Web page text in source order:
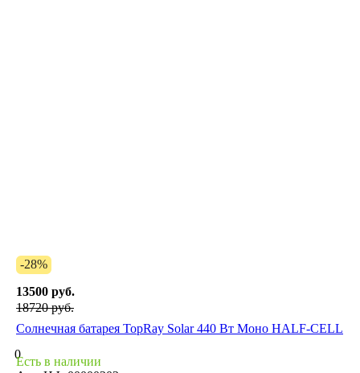
-28%
13500 руб.
18720 руб.
Солнечная батарея TopRay Solar 440 Вт Моно HALF-CELL
0
Есть в наличии